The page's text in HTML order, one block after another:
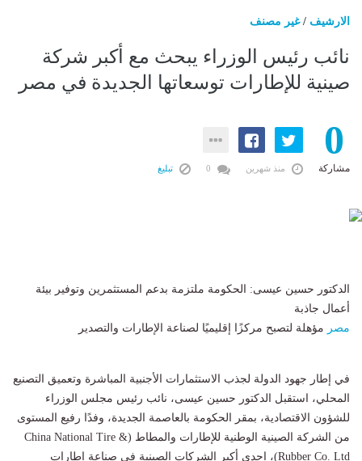
الارشيف /غير مصنف
نائب رئيس الوزراء يبحث مع أكبر شركة
صينية للإطارات توسعاتها الجديدة في مصر
0
مشاركة منذ شهرين تبليغ
الدكتور حسين عيسى: الحكومة ملتزمة بدعم المستثمرين وتوفير بيئة
أعمال جاذبة
مصر مؤهلة لتصبح مركزًا إقليميًا لصناعة الإطارات والتصدير
في إطار جهود الدولة لجذب الاستثمارات الأجنبية المباشرة وتعميق التصنيع
المحلي، استقبل الدكتور حسين عيسى، نائب رئيس مجلس الوزراء
للشؤون الاقتصادية، بمقر الحكومة بالعاصمة الجديدة، وفدًا رفيع المستوى
من الشركة الصينية الوطنية للإطارات والمطاط (China National Tire &
Rubber Co. Ltd)، إحدى أكبر الشركات الصينية في صناعة إطارات